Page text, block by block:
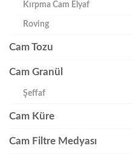
Kırpma Cam Elyaf
Roving
Cam Tozu
Cam Granül
Şeffaf
Cam Küre
Cam Filtre Medyası